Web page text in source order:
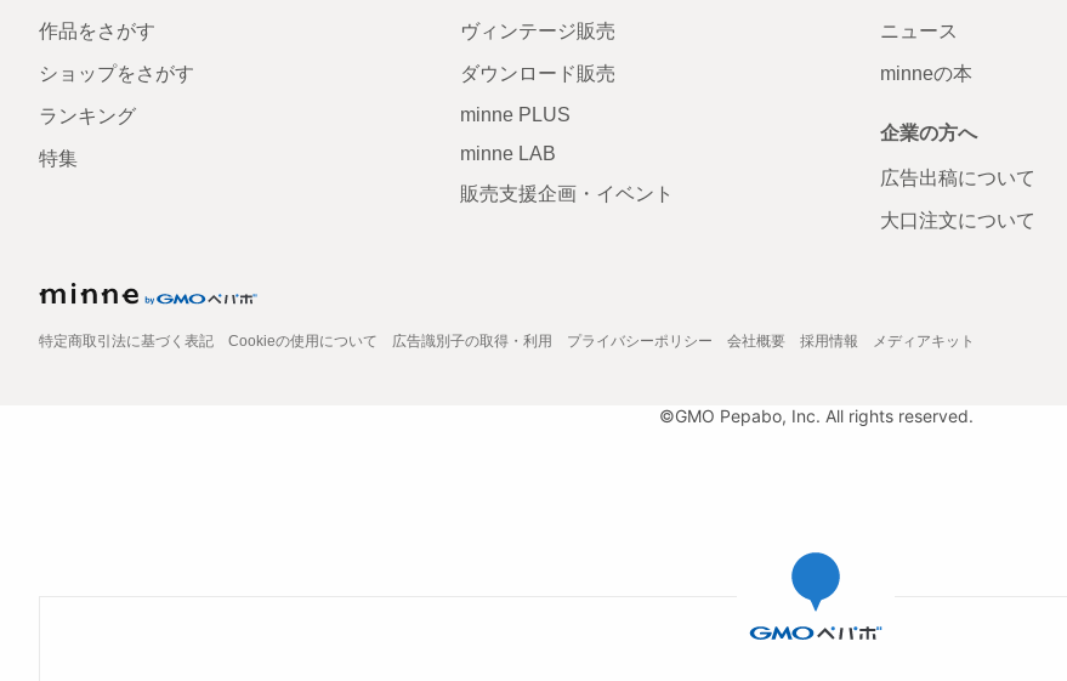
作品をさがす
ショップをさがす
ランキング
特集
ヴィンテージ販売
ダウンロード販売
minne PLUS
minne LAB
販売支援企画・イベント
ニュース
minneの本
企業の方へ
広告出稿について
大口注文について
特定商取引法に基づく表記 Cookieの使用について 広告識別子の取得・利用 プライバシーポリシー 会社概要 採用情報 メディアキット
©GMO Pepabo, Inc. All rights reserved.